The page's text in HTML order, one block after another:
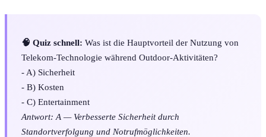
🧠 Quiz schnell: Was ist die Hauptvorteil der Nutzung von
Telekom-Technologie während Outdoor-Aktivitäten?
- A) Sicherheit
- B) Kosten
- C) Entertainment
Antwort: A — Verbesserte Sicherheit durch
Standortverfolgung und Notrufmöglichkeiten.